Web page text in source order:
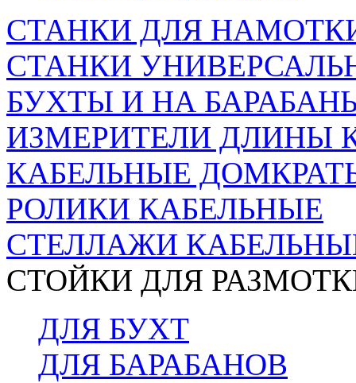
СТАНКИ ДЛЯ
СТАНКИ
БУХТЫ И НА
ИЗМЕРИТЕЛИ ДЛИНЫ
КАБЕЛЬНЫЕ
РОЛИКИ КАБЕЛЬНЫЕ
СТЕЛЛАЖИ
СТОЙКИ ДЛЯ
ДЛЯ БУХТ
ДЛЯ БАРАБАНОВ